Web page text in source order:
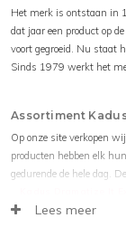
Het merk is ontstaan in
dat jaar een product op
voort gegroeid. Nu staat
Sinds 1979 werkt het
Assortiment
Op onze site verkopen
producten hebben elk
gedurende de hele dag.
laat geen plakkerige
Lees meer